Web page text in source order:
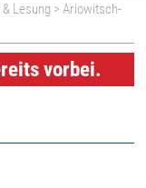
Lesung >Ariowitsch-
vorbei.